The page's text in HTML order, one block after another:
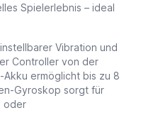
Spielerlebnis – ideal
Vibration und
Controller von der
ermöglicht bis zu 8
Gyroskop sorgt für
oder